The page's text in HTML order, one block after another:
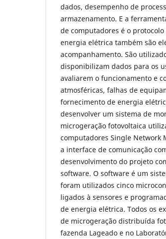
dados, desempenho de
armazenamento. E a
de computadores é o
energia elétrica também são
acompanhamento. São
disponibilizam dados para os
avaliarem o funcionamento e
atmosféricas, falhas de
fornecimento de energia
desenvolver um sistema de
microgeração fotovoltaica
computadores Single Network
a interface de comunicação
desenvolvimento do projeto
software. O software é um
foram utilizados cinco
ligados à sensores e
de energia elétrica. Todos os
de microgeração distribuída
fazenda Lageado e no